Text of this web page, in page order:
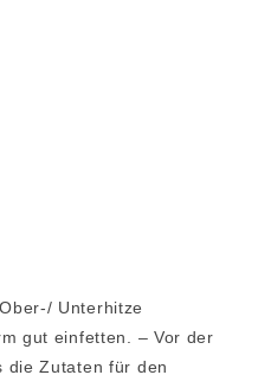
Unterhitze
gut einfetten. – Vor der
die Zutaten für den